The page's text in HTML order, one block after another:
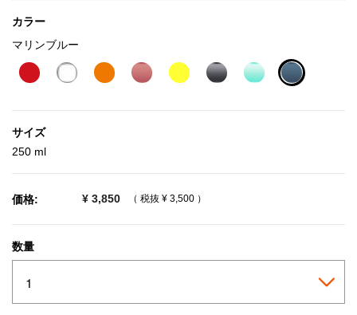
カラー
マリンブルー
サイズ
250 ml
価格: ¥ 3,850 （ 税抜 ¥ 3,500 ）
数量